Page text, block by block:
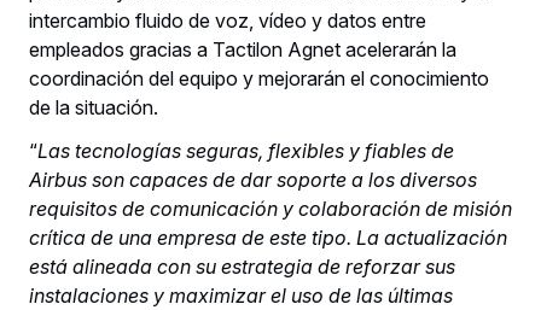
intercambio fluido de voz, vídeo y datos entre
empleados gracias a Tactilon Agnet acelerarán la
coordinación del equipo y mejorarán el conocimiento
de la situación.
“Las tecnologías seguras, flexibles y fiables de
Airbus son capaces de dar soporte a los diversos
requisitos de comunicación y colaboración de misión
crítica de una empresa de este tipo. La actualización
está alineada con su estrategia de reforzar sus
instalaciones y maximizar el uso de las últimas